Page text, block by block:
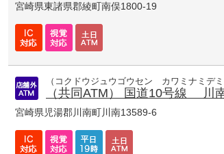
宮崎県東諸県郡綾町南俣1800-19
（コクドウジュウゴウセン カワミナミデミ
（共同ATM） 国道10号線 川
宮崎県児湯郡川南町川南13589-6